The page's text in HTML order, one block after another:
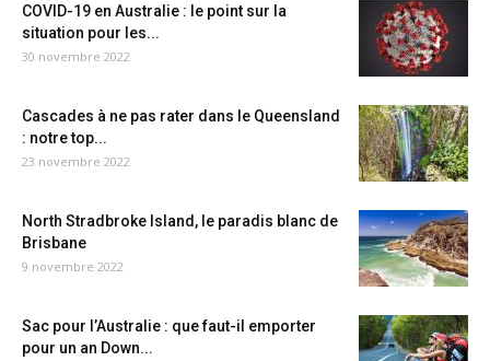
COVID-19 en Australie : le point sur la
situation pour les...
30 novembre 2022
Cascades à ne pas rater dans le Queensland
: notre top...
23 novembre 2022
North Stradbroke Island, le paradis blanc de
Brisbane
9 novembre 2022
Sac pour l’Australie : que faut-il emporter
pour un an Down...